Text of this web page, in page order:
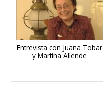
Entrevista con Juana Tobar
y Martina Allende